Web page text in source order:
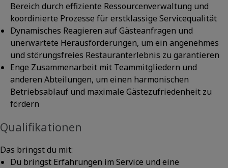
Bereich durch effiziente Ressourcenverwaltung und
koordinierte Prozesse für erstklassige Servicequalität
Dynamisches Reagieren auf Gästeanfragen und
unerwartete Herausforderungen, um ein angenehmes
und störungsfreies Restauranterlebnis zu garantieren
Enge Zusammenarbeit mit Teammitgliedern und
anderen Abteilungen, um einen harmonischen
Betriebsablauf und maximale Gästezufriedenheit zu
fördern
Qualifikationen
Das bringst du mit:
Du bringst Erfahrungen im Service und eine